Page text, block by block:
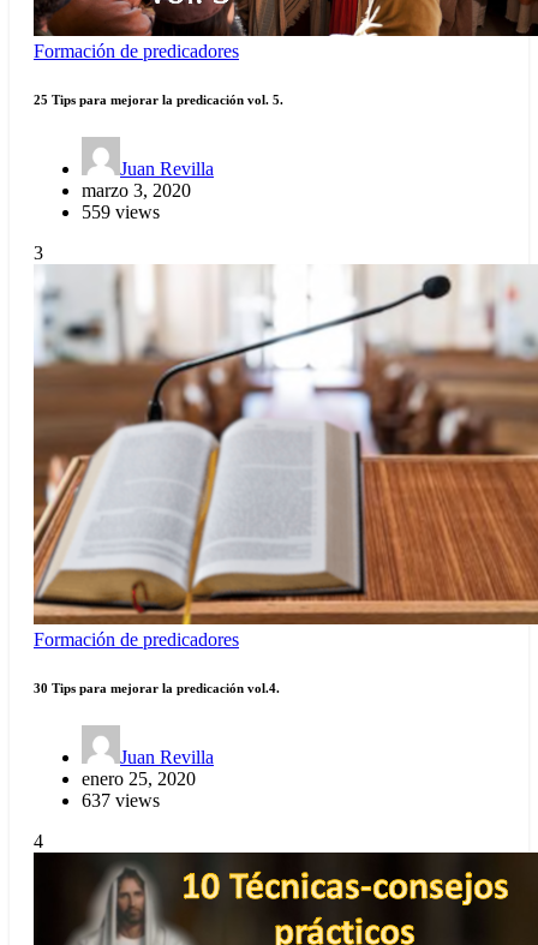
Formación de predicadores
25 Tips para mejorar la predicación vol. 5.
Juan Revilla
marzo 3, 2020
559 views
3
Formación de predicadores
30 Tips para mejorar la predicación vol.4.
Juan Revilla
enero 25, 2020
637 views
4